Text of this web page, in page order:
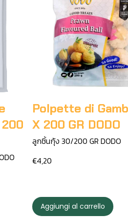
Polpette di
X 200 GR DODO
ลูกชิ้นกุ้ง 30/200 GR DODO
€4,20
Aggiungi al carrello